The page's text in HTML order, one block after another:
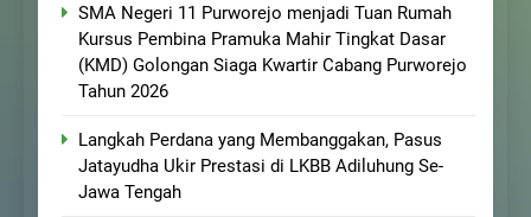
SMA Negeri 11 Purworejo menjadi Tuan Rumah
Kursus Pembina Pramuka Mahir Tingkat Dasar
(KMD) Golongan Siaga Kwartir Cabang Purworejo
Tahun 2026
Langkah Perdana yang Membanggakan, Pasus
Jatayudha Ukir Prestasi di LKBB Adiluhung Se-
Jawa Tengah